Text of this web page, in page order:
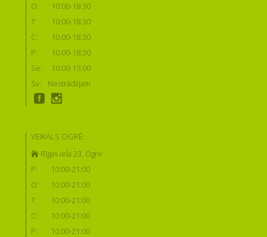
O:
10:00-18:30
T:
10:00-18:30
C:
10:00-18:30
P:
10:00-18:30
Se:
10:00-15:00
Sv:
Nestrādājam
VEIKALS OGRĒ:
Rīgas iela 23, Ogre
P:
10:00-21:00
O:
10:00-21:00
T:
10:00-21:00
C:
10:00-21:00
P:
10:00-21:00